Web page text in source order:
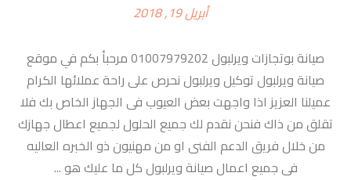
أبريل 19, 2018
صيانة بوتجازات ويرلبول 01007979202 مرحبأ بكم في موقع
صيانة ويرلبول توكيل ويرلبول نحرص على راحة عملائها الكرام
عميلنا العزيز اذا واجهت بعض العيوب فى الجهاز الخاص بك فلا
تقلق من ذاك فنحن نقدم لك جميع الحلول لجميع اعطال جهازك
من خلال فريق الدعم الفنى او من مهنيون ذو الخبره العاليه
فى جميع اعمال صيانة ويرلبول كل ما عليك هو ...